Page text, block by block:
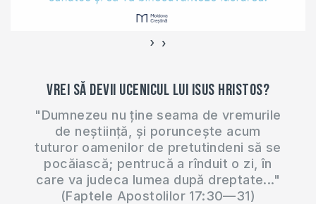
‹ ›
Vrei să devii ucenicul lui Isus Hristos?
"Dumnezeu nu ține seama de vremurile
de neștiință, și poruncește acum
tuturor oamenilor de pretutindeni să se
pocăiască; pentrucă a rînduit o zi, în
care va judeca lumea după dreptate..."
(Faptele Apostolilor 17:30—31)